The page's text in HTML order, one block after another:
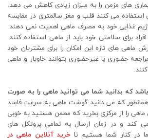
های مزمن را به میزان زیادی کاهش می دهد.
استفاده می کنند قلب و مغز سالمتری در مقایسه
رژیم غذایی خود به مصرف ماهی اهمیت نمی دهند.
برای سلامتی خود باید از ماهی استفاده کنند.
ماهی های تازه این امکان را برای مشتریان خود
حضوری یا غیرحضوری بتوانند خاویار و ماهی
که بدانید شما می توانید ماهی را به صورت
همانطور که می دانید گوشت ماهی به سرعت فاسد
ماهی را از مرکزی بخرید که مطمن هستید به خوبی
کند و در زمان ارسال به تمامی پروتکل های
در کنار شما هستیم تاخرید آنلاین ماهی در